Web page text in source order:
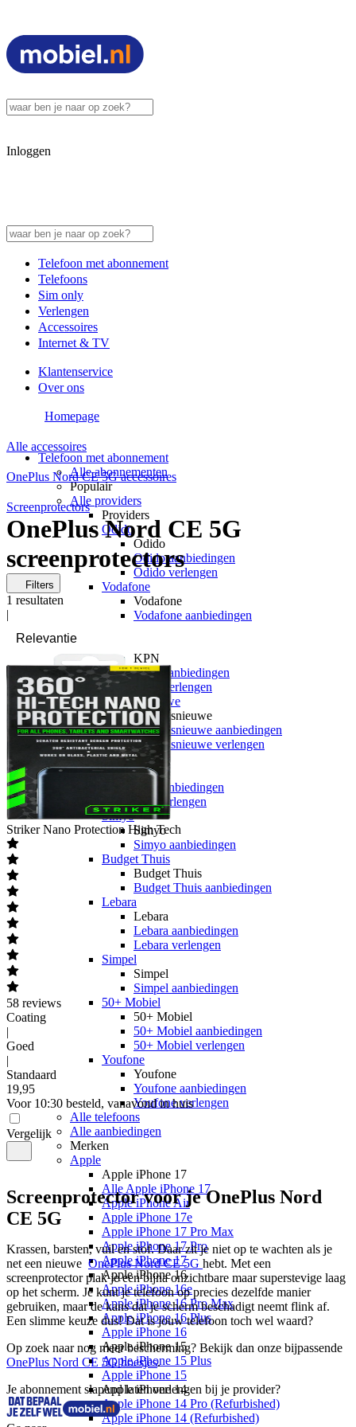
Inloggen
Telefoon met abonnement
Telefoons
Sim only
Verlengen
Accessoires
Internet & TV
Klantenservice
Over ons
Telefoon met abonnement
Alle abonnementen
Populair
Alle providers
Providers
Odido
Odido
Odido aanbiedingen
Odido verlengen
Vodafone
Vodafone
Vodafone aanbiedingen
KPN
KPN aanbiedingen
KPN verlengen
hollandsnieuwe
hollandsnieuwe
hollandsnieuwe aanbiedingen
hollandsnieuwe verlengen
Ben
Ben
Ben aanbiedingen
Ben verlengen
Simyo
Simyo
Simyo aanbiedingen
Budget Thuis
Budget Thuis
Budget Thuis aanbiedingen
Lebara
Lebara
Lebara aanbiedingen
Lebara verlengen
Simpel
Simpel
Simpel aanbiedingen
50+ Mobiel
50+ Mobiel
50+ Mobiel aanbiedingen
50+ Mobiel verlengen
Youfone
Youfone
Youfone aanbiedingen
Youfone verlengen
Alle telefoons
Alle aanbiedingen
Merken
Apple
Apple iPhone 17
Alle Apple iPhone 17
Apple iPhone Air
Apple iPhone 17e
Apple iPhone 17 Pro Max
Apple iPhone 17 Pro
Apple iPhone 17
Apple iPhone 16
Apple iPhone 16e
Apple iPhone 16 Pro Max
Apple iPhone 16 Plus
Apple iPhone 16
Apple iPhone 15
Apple iPhone 15 Plus
Apple iPhone 15
Apple iPhone 14
Apple iPhone 14 Pro (Refurbished)
Apple iPhone 14 (Refurbished)
Homepage
Alle accessoires
OnePlus Nord CE 5G accessoires
Screenprotectors
OnePlus Nord CE 5G
screenprotectors
Filters
1 resultaten
|
Striker Nano Protection High Tech
58 reviews
Coating
|
Goed
|
Standaard
19,95
Voor 10:30 besteld, vanavond in huis
Vergelijk
Screenprotector voor je OnePlus Nord
CE 5G
Krassen, barsten, vuil en stof. Daar zit je niet op te wachten als je
net een nieuwe OnePlus Nord CE 5G hebt. Met een
screenprotector plak je een bijna onzichtbare maar superstevige laag
op het scherm. Je kunt je telefoon op precies dezelfde manier
gebruiken, maar de kans dat je scherm beschadigt neemt flink af.
Een slimme keuze dus! Dat is jouw telefoon toch wel waard?
OnePlus Nord CE 5G hoesjes.
Je abonnement slapend laten verlengen bij je provider?